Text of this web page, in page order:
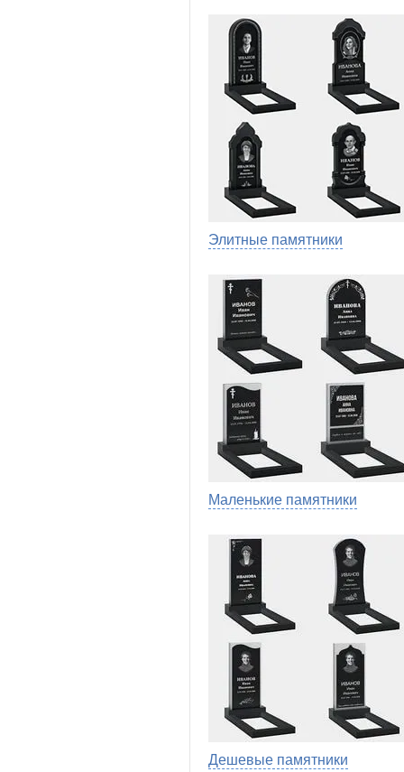
Элитные памятники
Маленькие памятники
Дешевые памятники